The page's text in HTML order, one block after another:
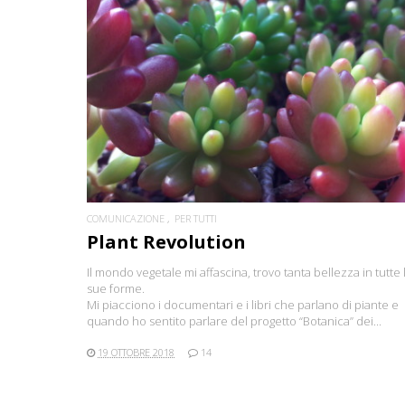
CONTINUA
COMUNICAZIONE PER TUTTI
Plant Revolution
Il mondo vegetale mi affascina, trovo tanta bellezza in tutte
sue forme.
Mi piacciono i documentari e i libri che parlano di piante e
quando ho sentito parlare del progetto “Botanica” dei...
19 OTTOBRE 2018 14